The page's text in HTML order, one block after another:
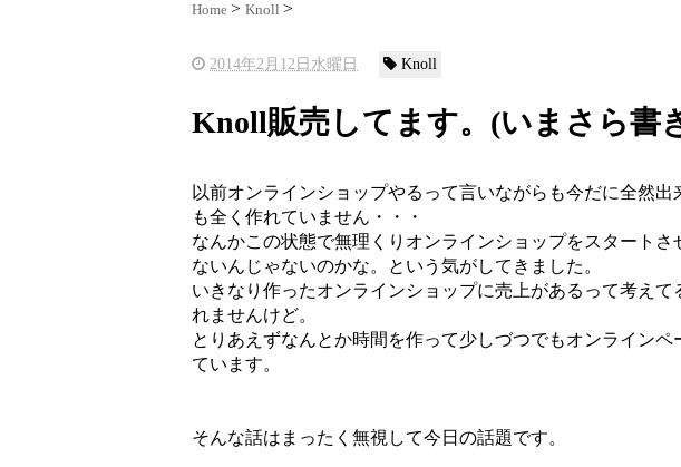
Home Knoll
2014年2月12日水曜日 Knoll
Knoll販売してます。(いまさら書
以前オンラインショップやるって言いながらも今だに全然
も全く作れていません・・・
なんかこの状態で無理くりオンラインショップをスタートさ
ないんじゃないのかな。という気がしてきました。
いきなり作ったオンラインショップに売上があるって考えて
れませんけど。
とりあえずなんとか時間を作って少しづつでもオンラインペ
ています。
そんな話はまったく無視して今日の話題です。